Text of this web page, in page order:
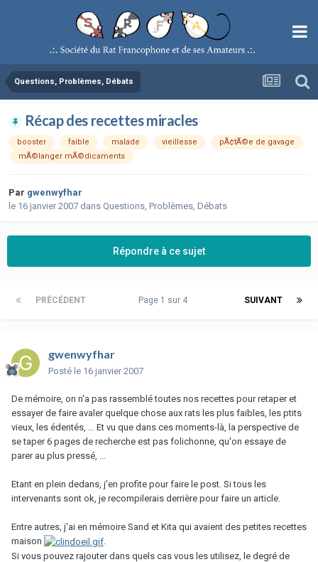
Questions, Problèmes, Débats
Récap des recettes miracles
booster faible malade vieillesse
pÃ¢tÃ©e de gavage
mÃ©langer mÃ©dicaments
Par gwenwyfhar
le 16 janvier 2007 dans Questions, Problèmes, Débats
Répondre à ce sujet
PRÉCÉDENT SUIVANT
Page 1 sur 4
gwenwyfhar
Posté le 16 janvier 2007
De mémoire, on n'a pas rassemblé toutes nos recettes pour retaper et
essayer de faire avaler quelque chose aux rats les plus faibles, les ptits
vieux, les édentés, ... Et vu que dans ces moments-là, la perspective de
se taper 6 pages de recherche est pas folichonne, qu'on essaye de
parer au plus pressé, ...
Etant en plein dedans, j'en profite pour faire le post. Si tous les
intervenants sont ok, je recompilerais derrière pour faire un article.
Entre autres, j'ai en mémoire Sand et Kita qui avaient des petites recettes
maison
Si vous pouvez rajouter dans quels cas vous les utilisez, le degré de